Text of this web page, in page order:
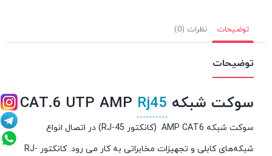
توضیحات نظرات (0)
توضیحات
سوکت شبکه Rj45
سوکت شبکه AMP CAT6 (کانکتور RJ-45) در اتصال انواع
شبکه‌های کابلی و تجهیزات مخابراتی به کار می رود. کانکتور RJ-